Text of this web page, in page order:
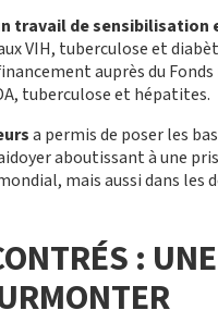
travail de sensibilisation
VIH, tuberculose et
auprès du
tuberculose et hépatites.
a permis de poser les
aboutissant à une
mais aussi dans
: